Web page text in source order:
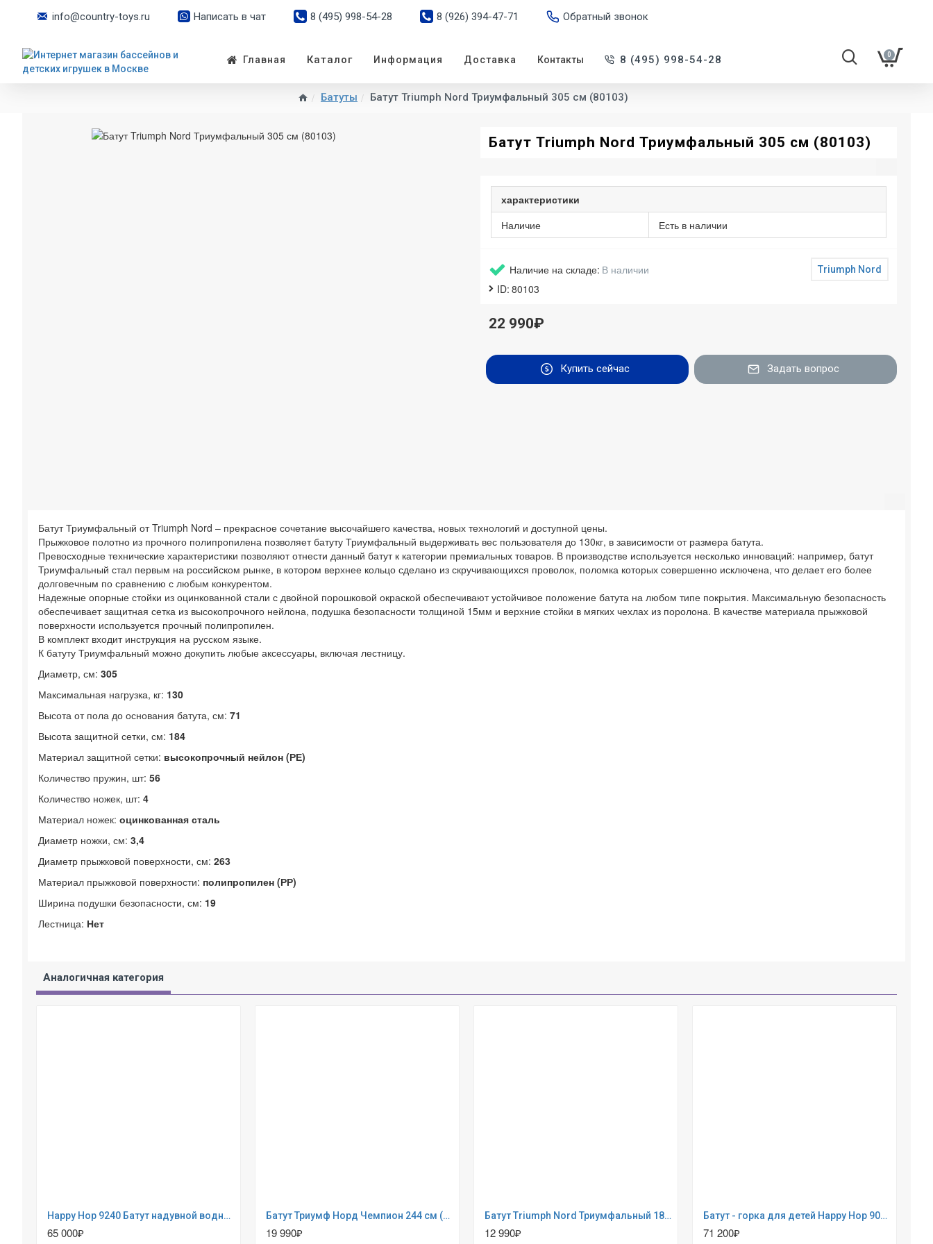
info@country-toys.ru Написать в чат 8 (495) 998-54-28 8 (926) 394-47-71 Обратный звонок
Главная Каталог Информация Доставка Контакты 8 (495) 998-54-28 0
Батуты Батут Triumph Nord Триумфальный 305 см (80103)
Батут Triumph Nord Триумфальный 305 см (80103)
Наличие на складе: В наличии
ID: 80103
Triumph Nord
22 990₽
Купить сейчас Задать вопрос
характеристики
Наличие
Есть в наличии
Батут Триумфальный от Triumph Nord – прекрасное сочетание высочайшего качества, новых технологий и доступной цены.
Прыжковое полотно из прочного полипропилена позволяет батуту Триумфальный выдерживать вес пользователя до 130кг, в зависимости от размера батута.
Превосходные технические характеристики позволяют отнести данный батут к категории премиальных товаров. В производстве используется несколько инноваций: например, батут
Триумфальный стал первым на российском рынке, в котором верхнее кольцо сделано из скручивающихся проволок, поломка которых совершенно исключена, что делает его более
долговечным по сравнению с любым конкурентом.
Надежные опорные стойки из оцинкованной стали с двойной порошковой окраской обеспечивают устойчивое положение батута на любом типе покрытия. Максимальную безопасность
обеспечивает защитная сетка из высокопрочного нейлона, подушка безопасности толщиной 15мм и верхние стойки в мягких чехлах из поролона. В качестве материала прыжковой
поверхности используется прочный полипропилен.
В комплект входит инструкция на русском языке.
К батуту Триумфальный можно докупить любые аксессуары, включая лестницу.
Диаметр, см: 305
Максимальная нагрузка, кг: 130
Высота от пола до основания батута, см: 71
Высота защитной сетки, см: 184
Материал защитной сетки: высокопрочный нейлон (РЕ)
Количество пружин, шт: 56
Количество ножек, шт: 4
Материал ножек: оцинкованная сталь
Диаметр ножки, см: 3,4
Диаметр прыжковой поверхности, см: 263
Материал прыжковой поверхности: полипропилен (РР)
Ширина подушки безопасности, см: 19
Лестница: Нет
Аналогичная категория
Happy Hop 9240 Батут надувной водная горка «Крокодильчик»
65 000₽
Бaтут Триумф Норд Чемпион 244 см (80060)
19 990₽
Батут Triumph Nord Триумфальный 183 см (80101)
12 990₽
Батут - горка для детей Happy Hop 9082N
71 200₽